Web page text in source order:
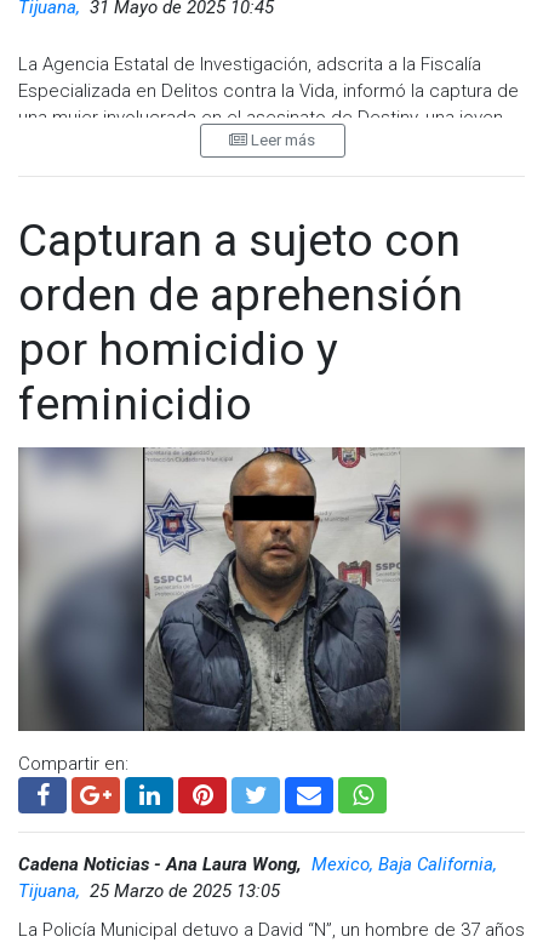
Tijuana, 31 Mayo de 2025 10:45
La Agencia Estatal de Investigación, adscrita a la Fiscalía
Especializada en Delitos contra la Vida, informó la captura de
una mujer involucrada en el asesinato de Destiny, una joven
de 18 años, ocurrido el pasado 9 de mayo en la colonia
Lomas Taurinas de esta ciudad.
aprehendida en cumplimiento a una orden judicial emitida por
un juez de control del Poder Judicial del Estado. La captura
tuvo lugar este viernes, después de un trabajo de
seguimiento e investigación que incluyó labores de gabinete
y campo por parte de las autoridades.
Leer más
Capturan a sujeto con
orden de aprehensión
por homicidio y
feminicidio
Compartir en:
Cadena Noticias - Ana Laura Wong, Mexico, Baja California,
Tijuana, 25 Marzo de 2025 13:05
La Policía Municipal detuvo a David “N”, un hombre de 37 años